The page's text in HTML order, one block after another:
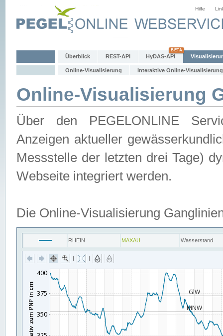
Hilfe
Überblick REST-API HyDAS-API
Online-Visualisierung Interaktive Online-Visualisierung
Online-Visualisierung
Über den PEGELONLINE
Anzeigen aktueller
Messstelle der letzten drei Tage)
Webseite integriert werden.
Die Online-Visualisierung